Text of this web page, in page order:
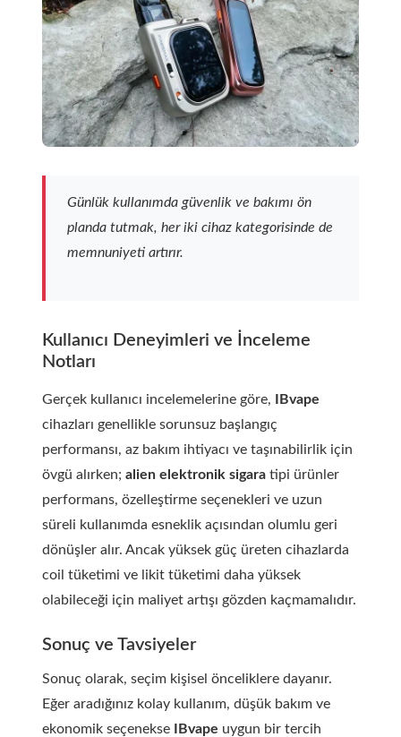
Günlük kullanımda güvenlik ve bakımı ön
planda tutmak, her iki cihaz kategorisinde de
memnuniyeti artırır.
Kullanıcı Deneyimleri ve İnceleme
Notları
Gerçek kullanıcı incelemelerine göre,
IBvape
cihazları genellikle sorunsuz başlangıç
performansı, az bakım ihtiyacı ve taşınabilirlik için
övgü alırken; alien elektronik sigara tipi ürünler
performans, özelleştirme seçenekleri ve uzun
süreli kullanımda esneklik açısından olumlu geri
dönüşler alır. Ancak yüksek güç üreten cihazlarda
coil tüketimi ve likit tüketimi daha yüksek
olabileceği için maliyet artışı gözden kaçmamalıdır.
Sonuç ve Tavsiyeler
Sonuç olarak, seçim kişisel önceliklere dayanır.
Eğer aradığınız kolay kullanım, düşük bakım ve
ekonomik seçenekse
IBvape uygun bir tercih